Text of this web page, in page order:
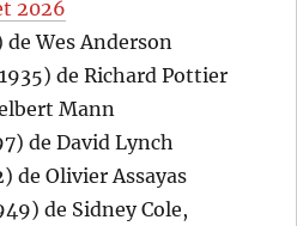
2026
de Wes Anderson
de Richard Pottier
Mann
de David Lynch
de Olivier Assayas
de Sidney Cole,